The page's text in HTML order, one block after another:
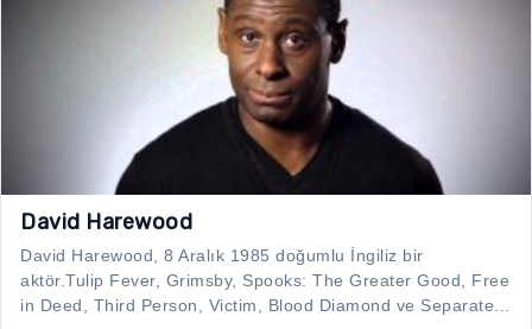
David Harewood
David Harewood, 8 Aralık 1985 doğumlu İngiliz bir
aktör.Tulip Fever, Grimsby, Spooks: The Greater Good, Free
in Deed, Third Person, Victim, Blood Diamond ve Separate...